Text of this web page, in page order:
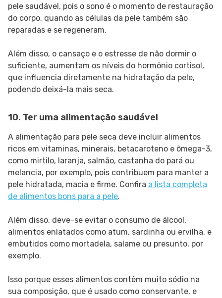
pele saudável, pois o sono é o momento de restauração
do corpo, quando as células da pele também são
reparadas e se regeneram.
Além disso, o cansaço e o estresse de não dormir o
suficiente, aumentam os níveis do hormônio cortisol,
que influencia diretamente na hidratação da pele,
podendo deixá-la mais seca.
10. Ter uma alimentação saudável
A alimentação para pele seca deve incluir alimentos
ricos em vitaminas, minerais, betacaroteno e ômega-3,
como mirtilo, laranja, salmão, castanha do pará ou
melancia, por exemplo, pois contribuem para manter a
pele hidratada, macia e firme. Confira a lista completa
de alimentos bons para a pele.
Além disso, deve-se evitar o consumo de álcool,
alimentos enlatados como atum, sardinha ou ervilha, e
embutidos como mortadela, salame ou presunto, por
exemplo.
Isso porque esses alimentos contêm muito sódio na
sua composição, que é usado como conservante, e